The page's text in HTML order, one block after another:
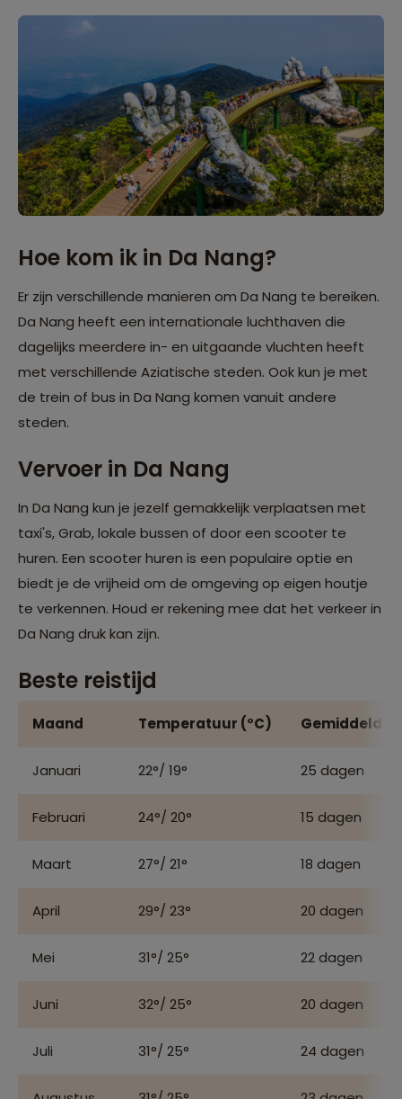
Hoe kom ik in Da Nang?
Er zijn verschillende manieren om Da Nang te bereiken.
Da Nang heeft een internationale luchthaven die
dagelijks meerdere in- en uitgaande vluchten heeft
met verschillende Aziatische steden. Ook kun je met
de trein of bus in Da Nang komen vanuit andere
steden.
Vervoer in Da Nang
In Da Nang kun je jezelf gemakkelijk verplaatsen met
taxi's, Grab, lokale bussen of door een scooter te
huren. Een scooter huren is een populaire optie en
biedt je de vrijheid om de omgeving op eigen houtje
te verkennen. Houd er rekening mee dat het verkeer in
Da Nang druk kan zijn.
Beste reistijd
Maand Temperatuur (°C) Gemiddeld
Januari 22°/ 19° 25 dagen
Februari 24°/ 20° 15 dagen
Maart 27°/ 21° 18 dagen
April 29°/ 23° 20 dagen
Mei 31°/ 25° 22 dagen
Juni 32°/ 25° 20 dagen
Juli 31°/ 25° 24 dagen